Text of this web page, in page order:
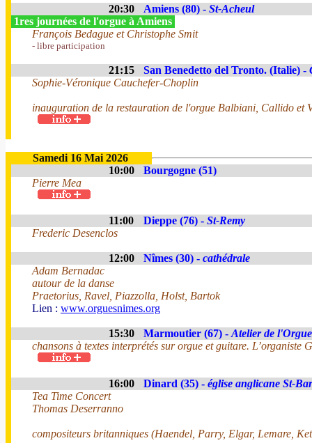
20:30 Amiens (80) - St-Acheul
1res journées de l'orgue à Amiens
François Bedague et Christophe Smit
- libre participation
21:15 San Benedetto del Tronto. (Italie) -
Sophie-Véronique Cauchefer-Choplin
inauguration de la restauration de l'orgue Balbiani, Callido et
Samedi 16 Mai 2026
10:00
Bourgogne (51)
Pierre Mea
11:00 Dieppe (76) - St-Remy
Frederic Desenclos
12:00 Nîmes (30) - cathédrale
Adam Bernadac
autour de la danse
Praetorius, Ravel, Piazzolla, Holst, Bartok
Lien : www.orguesnimes.org
15:30 Marmoutier (67) - Atelier de l'Orgue
chansons à textes interprétés sur orgue et guitare.
16:00 Dinard (35) - église anglicane St-
Tea Time Concert
Thomas Deserranno
compositeurs britanniques (Haendel, Parry, Elgar, Lemare,